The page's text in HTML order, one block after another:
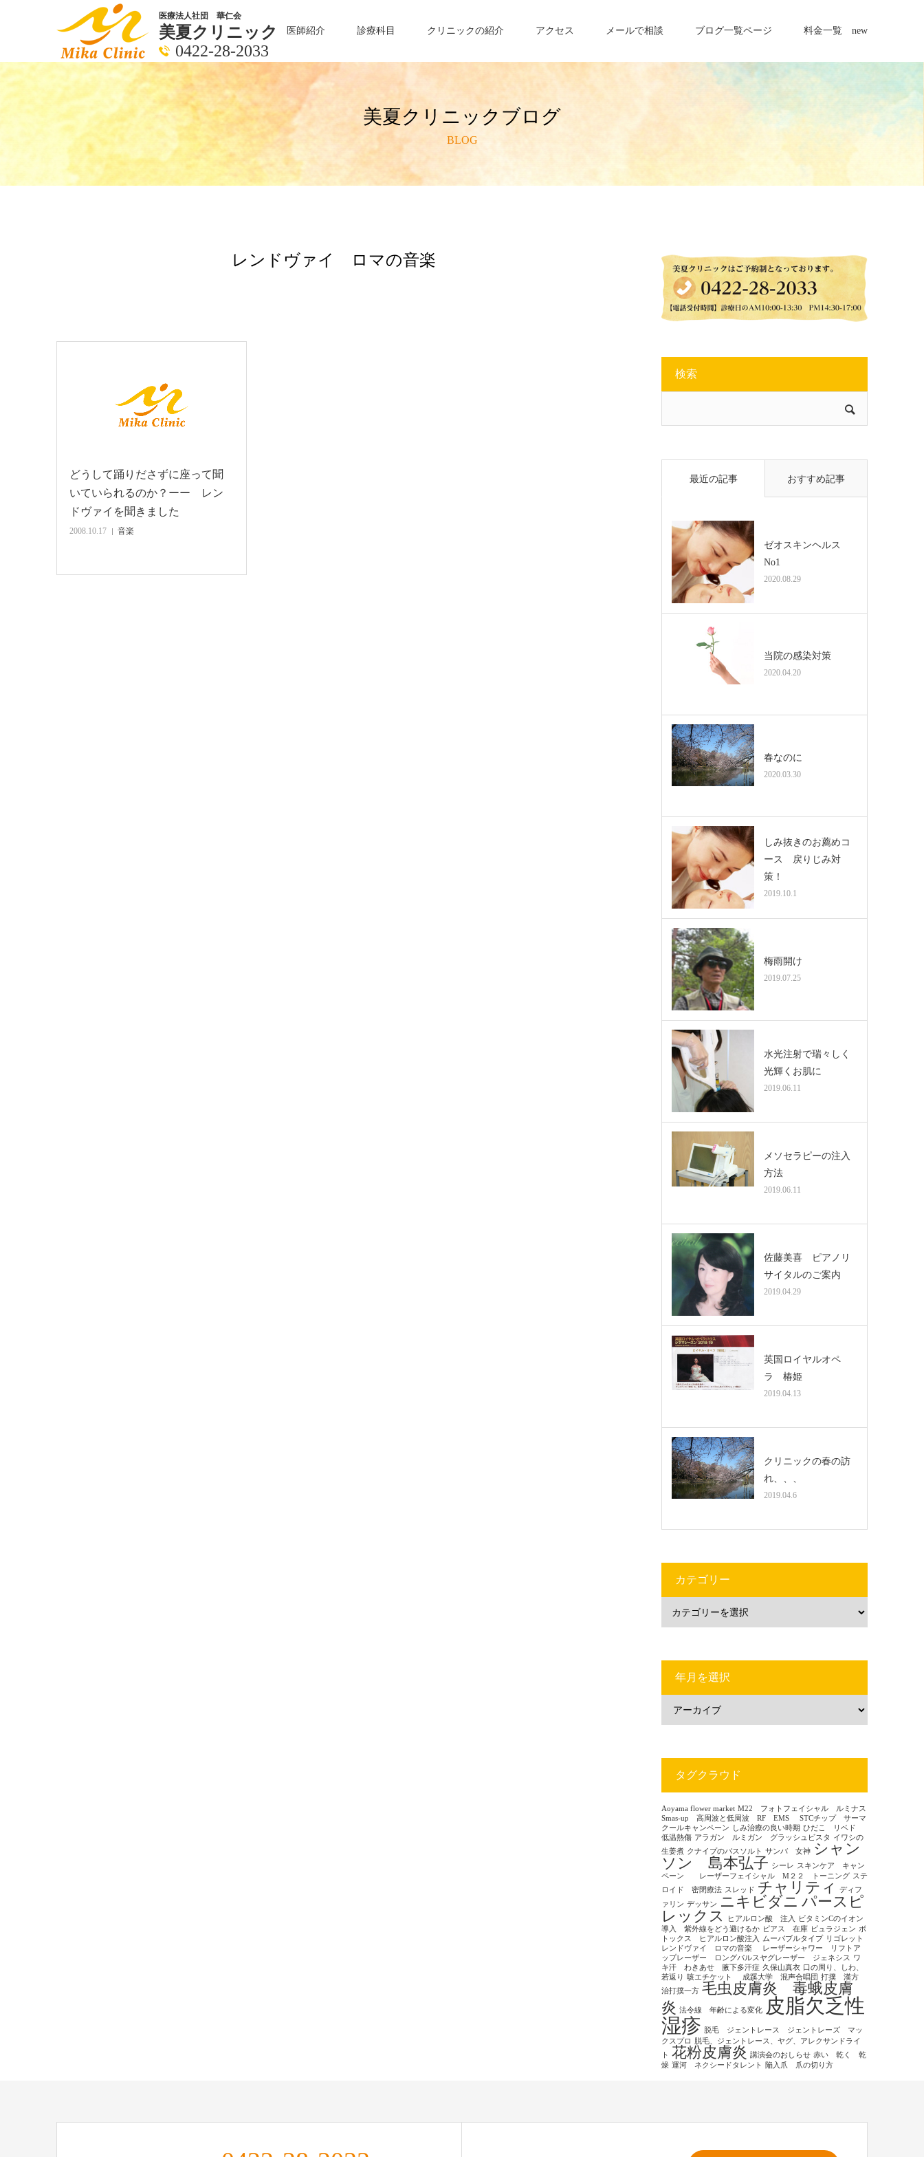
医療法人社団 華仁会
美夏クリニック
0422-28-2033
医師紹介 診療科目 クリニックの紹介 アクセス メールで相談 ブログ一覧ページ 料金一覧 new
美夏クリニックブログ
BLOG
レンドヴァイ ロマの音楽
どうして踊りださずに座って聞
いていられるのか？ーー レン
ドヴァイを聞きました
2008.10.17 音楽
検索
最近の記事 おすすめ記事
ゼオスキンヘルス
No1
2020.08.29
当院の感染対策
2020.04.20
春なのに
2020.03.30
しみ抜きのお薦めコ
ース 戻りじみ対
策！
2019.10.1
梅雨開け
2019.07.25
水光注射で瑞々しく
光輝くお肌に
2019.06.11
メソセラピーの注入
方法
2019.06.11
佐藤美喜 ピアノリ
サイタルのご案内
2019.04.29
英国ロイヤルオペ
ラ 椿姫
2019.04.13
クリニックの春の訪
れ、、、
2019.04.6
カテゴリー
年月を選択
タグクラウド
Aoyama flower market M22 フォトフェイシャル ルミナス
Smas-up 高周波と低周波 RF EMS
STCチップ サーマ
クールキャンペーン
しみ治療の良い時期 ひだこ リベド
低温熱傷 アラガン ルミガン グラッシュビスタ
イワシの
生姜煮 クナイプのバスソルト サンバ 女神 シャン
ソン 島本弘子 シーレ スキンケア キャン
ペーン レーザーフェイシャル M２２ トーニング ステ
ロイド 密閉療法 スレッド チャリティ
ディフ
ァリン デッサン ニキビダニ パースピ
レックス
ヒアルロン酸 注入
ビタミンCのイオン
導入 紫外線をどう避けるか ピアス 在庫 ピュラジェン ボ
トックス ヒアルロン酸注入 ムーバブルタイプ リゴレット
レンドヴァイ ロマの音楽
レーザーシャワー リフトア
ップレーザー ロングパルスヤグレーザー ジェネシス ワ
キ汗 わきあせ 腋下多汗症 久保山真衣 口の周り、しわ、
若返り 咳エチケット 成蹊大学 混声合唱団 打撲 漢方
治打撲一方 毛虫皮膚炎 毒蛾皮膚
炎 法令線 年齢による変化
皮脂欠乏性
湿疹
脱毛 ジェントレース ジェントレーズ マッ
クスプロ
脱毛、ジェントレース、ヤグ、アレクサンドライ
ト 花粉皮膚炎 講演会のおしらせ 赤い 乾く 乾
燥 運河 ネクシードタレント 陥入爪 爪の切り方